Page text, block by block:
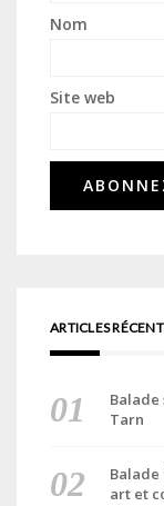
Nom
Site web
ARTICLES
Balade
Tarn
Balade
art et